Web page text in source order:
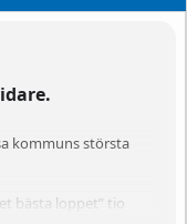
kommuns största
bästa loppet” tio